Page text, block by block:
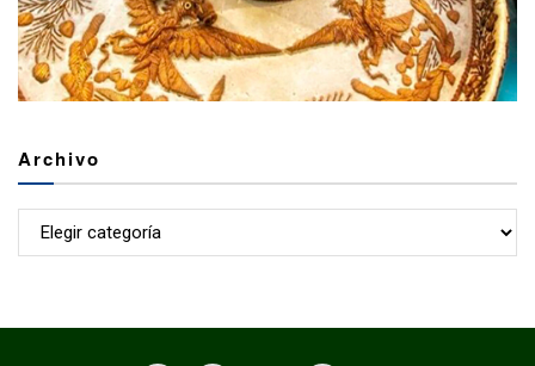
Archivo
Archivo